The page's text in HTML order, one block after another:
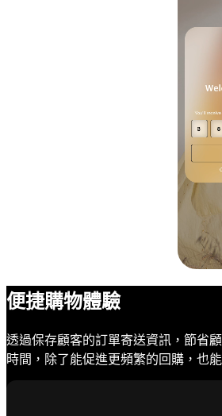
便捷購物體驗
透過保存顧客的訂單寄送資訊，節省
時間，除了能促進更頻繁的回購，也